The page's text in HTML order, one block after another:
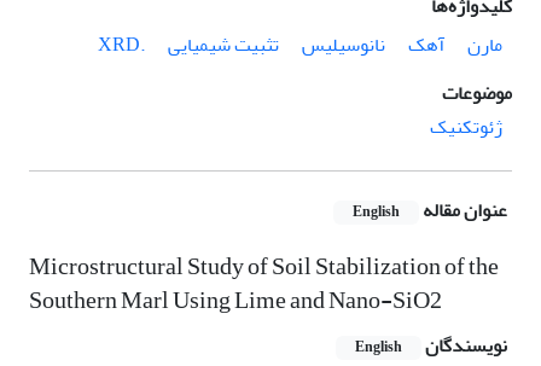
مارن
آهک نانوسیلیس تثبیت شیمیایی
.XRD
موضوعات
ژئوتکنیک
عنوان مقاله English
Microstructural Study of Soil Stabilization of the
Southern Marl Using Lime and Nano-SiO2
نویسندگان English